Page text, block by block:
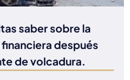
saber sobre la
después
de volcadura.